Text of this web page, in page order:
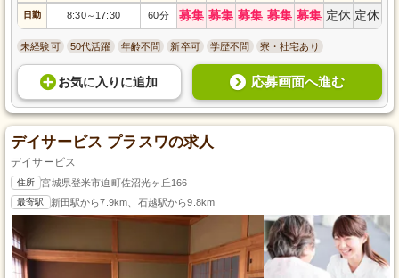
日勤 8:30～ 17:30 60分 募集 募集 募集 募集 募集 定休 定休
未経験可 50代活躍 年齢不問 新卒可 学歴不問 寮・社宅あり
お気に入り に追加 応募画面へ進む
デイサービス プラスワの求人
デイサービス
住所 宮城県登米市迫町佐沼光ヶ丘166
最寄駅 新田駅から7.9km、石越駅から9.8km